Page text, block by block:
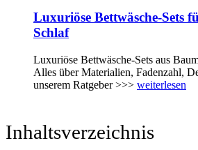
Luxuriöse Bettwäsche-Sets
Schlaf
Luxuriöse Bettwäsche-Sets aus
Alles über Materialien, Fadenzahl,
unserem Ratgeber >>> weiterlesen
Inhaltsverzeichnis